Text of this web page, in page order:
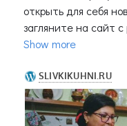
открыть для себя
загляните на сайт
Show more